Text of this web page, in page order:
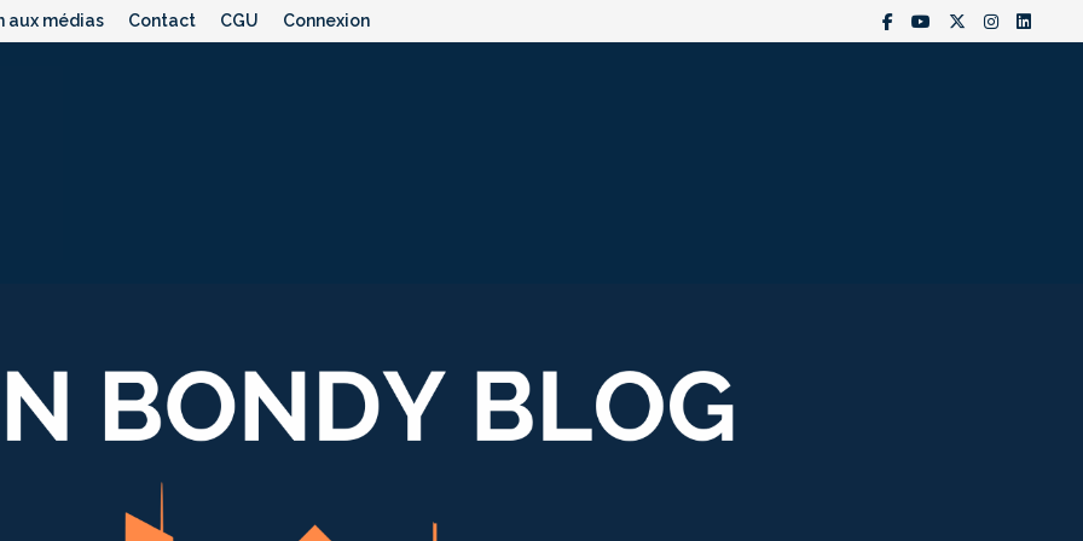
aux médias Contact CGU Connexion